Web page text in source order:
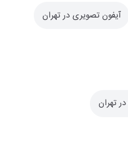
آیفون تصویری در تهران
تهران